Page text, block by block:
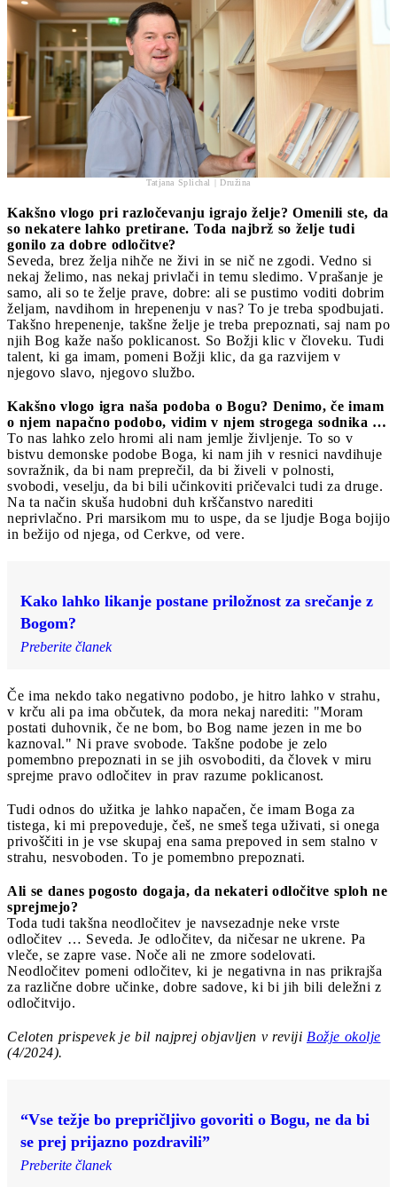
Tatjana Splichal | Družina
Kakšno vlogo pri razločevanju igrajo želje? Omenili ste, da
so nekatere lahko pretirane. Toda najbrž so želje tudi
gonilo za dobre odločitve?
Seveda, brez želja nihče ne živi in se nič ne zgodi. Vedno si
nekaj želimo, nas nekaj privlači in temu sledimo. Vprašanje je
samo, ali so te želje prave, dobre: ali se pustimo voditi dobrim
željam, navdihom in hrepenenju v nas? To je treba spodbujati.
Takšno hrepenenje, takšne želje je treba prepoznati, saj nam po
njih Bog kaže našo poklicanost. So Božji klic v človeku. Tudi
talent, ki ga imam, pomeni Božji klic, da ga razvijem v
njegovo slavo, njegovo službo.
Kakšno vlogo igra naša podoba o Bogu? Denimo, če imam
o njem napačno podobo, vidim v njem strogega sodnika …
To nas lahko zelo hromi ali nam jemlje življenje. To so v
bistvu demonske podobe Boga, ki nam jih v resnici navdihuje
sovražnik, da bi nam preprečil, da bi živeli v polnosti,
svobodi, veselju, da bi bili učinkoviti pričevalci tudi za druge.
Na ta način skuša hudobni duh krščanstvo narediti
neprivlačno. Pri marsikom mu to uspe, da se ljudje Boga bojijo
in bežijo od njega, od Cerkve, od vere.
Kako lahko likanje postane priložnost za srečanje z
Bogom?
Preberite članek
Če ima nekdo tako negativno podobo, je hitro lahko v strahu,
v krču ali pa ima občutek, da mora nekaj narediti: "Moram
postati duhovnik, če ne bom, bo Bog name jezen in me bo
kaznoval." Ni prave svobode. Takšne podobe je zelo
pomembno prepoznati in se jih osvoboditi, da človek v miru
sprejme pravo odločitev in prav razume poklicanost.
Tudi odnos do užitka je lahko napačen, če imam Boga za
tistega, ki mi prepoveduje, češ, ne smeš tega uživati, si onega
privoščiti in je vse skupaj ena sama prepoved in sem stalno v
strahu, nesvoboden. To je pomembno prepoznati.
Ali se danes pogosto dogaja, da nekateri odločitve sploh ne
sprejmejo?
Toda tudi takšna neodločitev je navsezadnje neke vrste
odločitev … Seveda. Je odločitev, da ničesar ne ukrene. Pa
vleče, se zapre vase. Noče ali ne zmore sodelovati.
Neodločitev pomeni odločitev, ki je negativna in nas prikrajša
za različne dobre učinke, dobre sadove, ki bi jih bili deležni z
odločitvijo.
Celoten prispevek je bil najprej objavljen v reviji Božje okolje
(4/2024).
“Vse težje bo prepričljivo govoriti o Bogu, ne da bi
se prej prijazno pozdravili”
Preberite članek